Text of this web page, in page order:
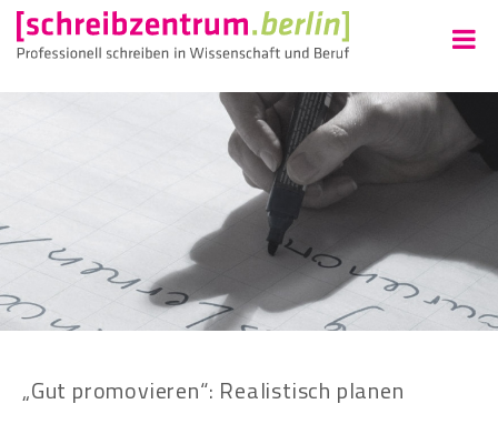
„Gut promovieren“: Realistisch planen